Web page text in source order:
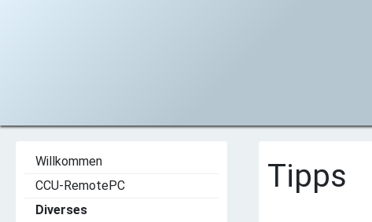
Willkommen
CCU-RemotePC
Diverses
Tipps